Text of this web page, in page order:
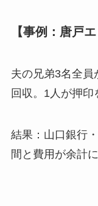
【事例：唐戸エ
夫の兄弟3名全
回収。1人が押印
結果：山口銀行
間と費用が余計